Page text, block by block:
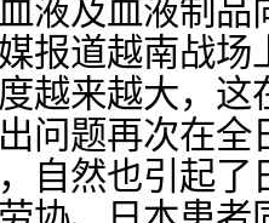
液及血液制品
报道越南战
越来越大，
问题再次在
自然也引起了